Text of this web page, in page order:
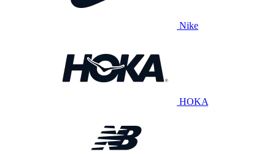
Nike
HOKA